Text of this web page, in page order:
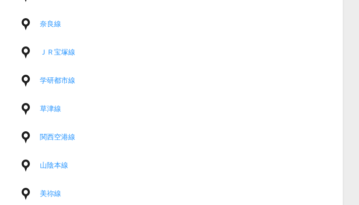
奈良線
ＪＲ宝塚線
学研都市線
草津線
関西空港線
山陰本線
美祢線